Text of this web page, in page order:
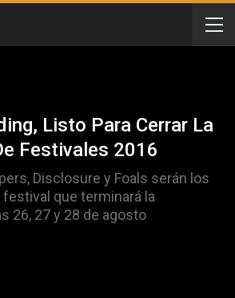
Listo Para Cerrar La
Festivales 2016
Disclosure y Foals serán los
que terminará la
26, 27 y 28 de agosto